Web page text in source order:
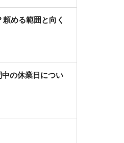
める範囲と向く
の休業日につい